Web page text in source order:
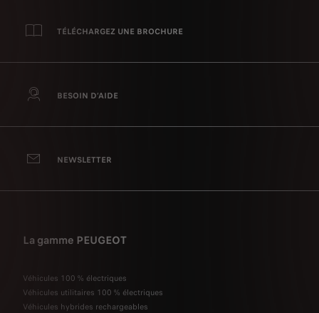
TÉLÉCHARGEZ UNE BROCHURE
BESOIN D’AIDE
NEWSLETTER
La gamme PEUGEOT
Véhicules 100 % électriques
Véhicules utilitaires 100 % électriques
Véhicules hybrides rechargeables